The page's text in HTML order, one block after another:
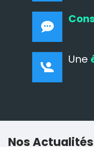
Une
Nos Actualités